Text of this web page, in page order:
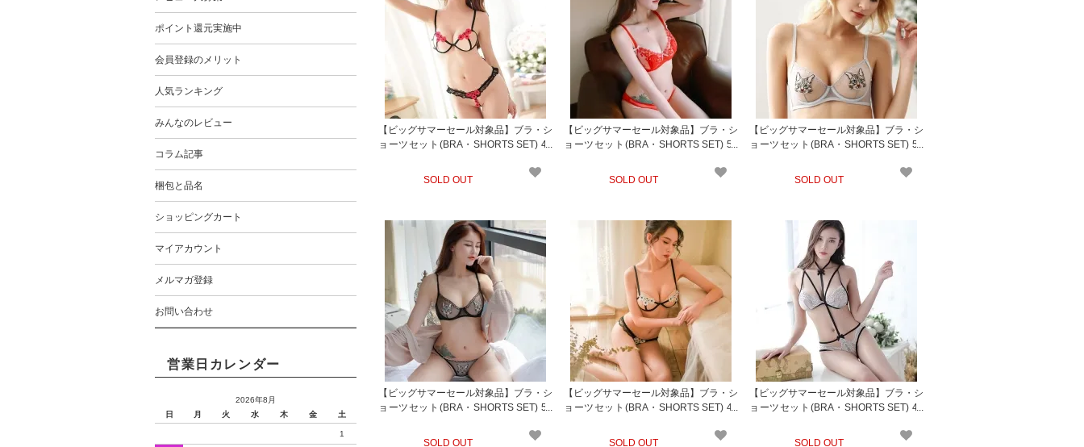
【ビッグサマーセール対象品】ブラ・シ
ョーツセット(BRA・SHORTS SET) 45
SOLD OUT
【ビッグサマーセール対象品】ブラ・シ
ョーツセット(BRA・SHORTS SET) 51
SOLD OUT
【ビッグサマーセール対象品】ブラ・シ
ョーツセット(BRA・SHORTS SET) 51
SOLD OUT
【ビッグサマーセール対象品】ブラ・シ
ョーツセット(BRA・SHORTS SET) 51
SOLD OUT
【ビッグサマーセール対象品】ブラ・シ
ョーツセット(BRA・SHORTS SET) 45
SOLD OUT
【ビッグサマーセール対象品】ブラ・シ
ョーツセット(BRA・SHORTS SET) 47
SOLD OUT
ポイント還元実施中
会員登録のメリット
人気ランキング
みんなのレビュー
コラム記事
梱包と品名
ショッピングカート
マイアカウント
メルマガ登録
お問い合わせ
営業日カレンダー
2026年8月
日
月 火 水 木 金 土
1